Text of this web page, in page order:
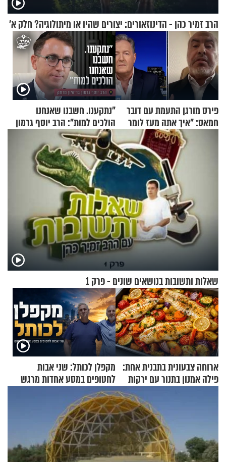
הרב זמיר כהן - הדינוזאורים: יצורים שהיו או מיתולוגיה? חלק א’
פירס מורגן התעמת עם דובר
חמאס: "איך אתה מעז לומר
שלא ביצעתם פשעי מלחמה?!"
"נתקענו. חשבנו שאנחנו
הולכים למות": הרב יוסף גרמון
בריאיון מרתק
שאלות ותשובות בנושאים שונים - פרק 1
ארוחה צבעונית בתבנית אחת:
פילה אמנון בתנור עם ירקות
מקפלן לכותל: שני אבות
לחטופים במסע אחדות מרגש